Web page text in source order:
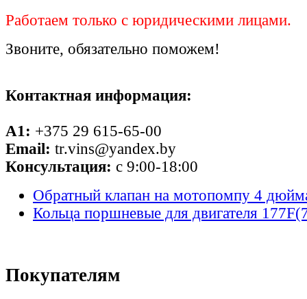
Работаем только с юридическими лицами.
Звоните, обязательно поможем!
Контактная информация:
A1: +375 29 615-65-00
Email: tr.vins@yandex.by
Консультация: с 9:00-18:00
Обратный клапан на мотопомпу 4
Кольца поршневые для двигателя
Покупателям